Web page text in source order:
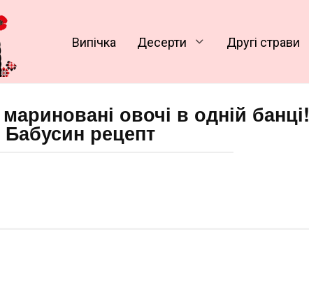
Випічка Десерти Другі страви
овочі в одній банці!
Бабусин рецепт